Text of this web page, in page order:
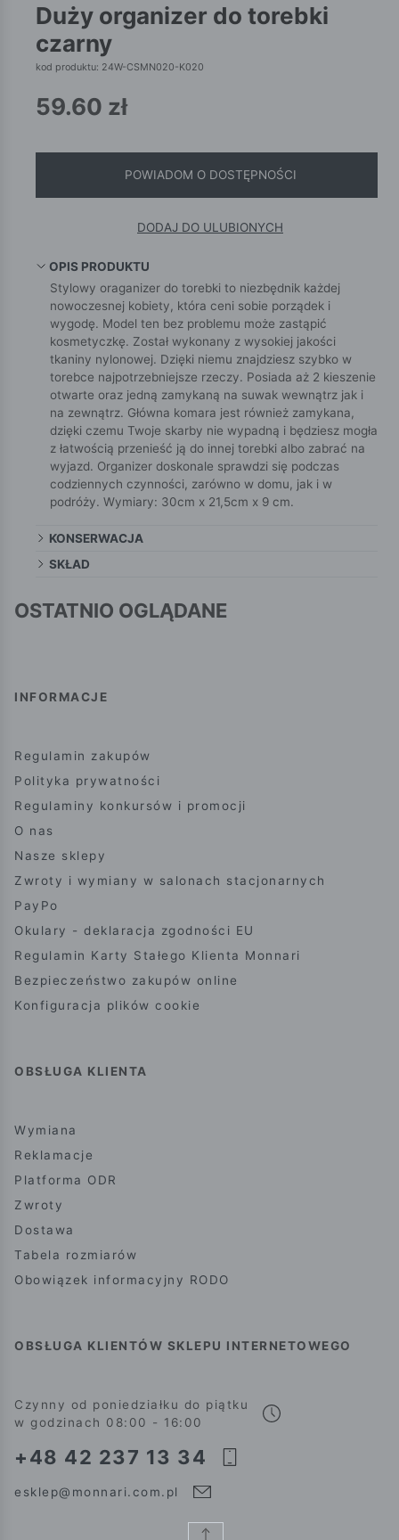
duży organizer do torebki
czarny
kod produktu: 24W-CSMN020-K020
59.60 zł
POWIADOM O DOSTĘPNOŚCI
DODAJ DO ULUBIONYCH
OPIS PRODUKTU
Stylowy oraganizer do torebki to niezbędnik każdej
nowoczesnej kobiety, która ceni sobie porządek i
wygodę. Model ten bez problemu może zastąpić
kosmetyczkę. Został wykonany z wysokiej jakości
tkaniny nylonowej. Dzięki niemu znajdziesz szybko w
torebce najpotrzebniejsze rzeczy. Posiada aż 2 kieszenie
otwarte oraz jedną zamykaną na suwak wewnątrz jak i
na zewnątrz. Główna komara jest również zamykana,
dzięki czemu Twoje skarby nie wypadną i będziesz mogła
z łatwością przenieść ją do innej torebki albo zabrać na
wyjazd. Organizer doskonale sprawdzi się podczas
codziennych czynności, zarówno w domu, jak i w
podróży. Wymiary: 30cm x 21,5cm x 9 cm.
KONSERWACJA
SKŁAD
OSTATNIO OGLĄDANE
INFORMACJE
Regulamin zakupów
Polityka prywatności
Regulaminy konkursów i promocji
O nas
Nasze sklepy
Zwroty i wymiany w salonach stacjonarnych
PayPo
Okulary - deklaracja zgodności EU
Regulamin Karty Stałego Klienta Monnari
Bezpieczeństwo zakupów online
Konfiguracja plików cookie
OBSŁUGA KLIENTA
Wymiana
Reklamacje
Platforma ODR
Zwroty
Dostawa
Tabela rozmiarów
Obowiązek informacyjny RODO
OBSŁUGA KLIENTÓW SKLEPU INTERNETOWEGO
Czynny od poniedziałku do piątku
w godzinach 08:00 - 16:00
+48 42 237 13 34
esklep@monnari.com.pl